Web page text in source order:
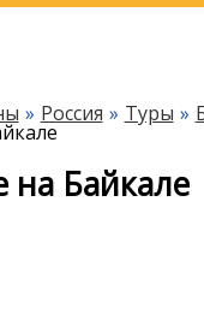
Россия Туры
Байкале